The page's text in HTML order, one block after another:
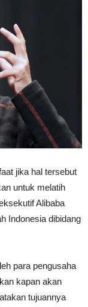
jika hal tersebut
untuk melatih
Alibaba
Indonesia dibidang
para pengusaha
kapan akan
tujuannya